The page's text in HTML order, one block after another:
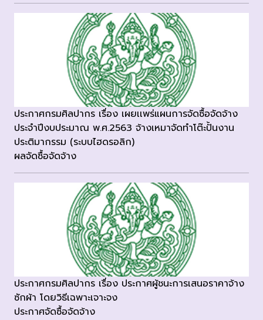
ประกาศกรมศิลปากร เรื่อง เผยเเพร่แผนการจัดซื้อจัดจ้าง
ประจำปีงบประมาณ พ.ศ.2563 จ้างเหมาจัดทำโต๊ะปั้นงาน
ประติมากรรม (ระบบไฮดรอลิก)
ผลจัดซื้อจัดจ้าง
ประกาศกรมศิลปากร เรื่อง ประกาศผู้ชนะการเสนอราคาจ้าง
ซักผ้า โดยวิธีเฉพาะเจาะจง
ประกาศจัดซื้อจัดจ้าง